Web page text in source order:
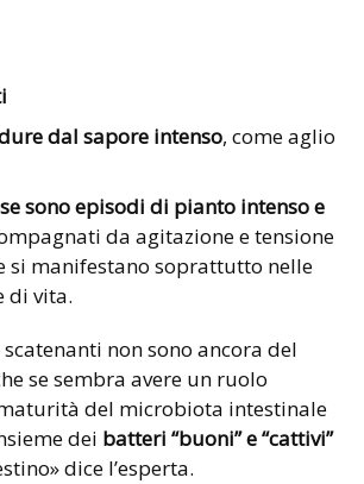
dal sapore intenso, come aglio
sono episodi di pianto intenso e
da agitazione e tensione
si manifestano soprattutto nelle
di vita.
scatenanti non sono ancora del
se sembra avere un ruolo
del microbiota intestinale
dei batteri “buoni” e “cattivi”
dice l’esperta.